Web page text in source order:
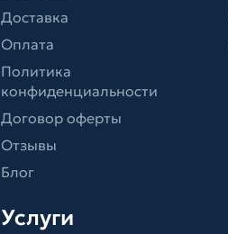
Доставка
Оплата
Политика
конфиденциальности
Договор оферты
Отзывы
Блог
Услуги